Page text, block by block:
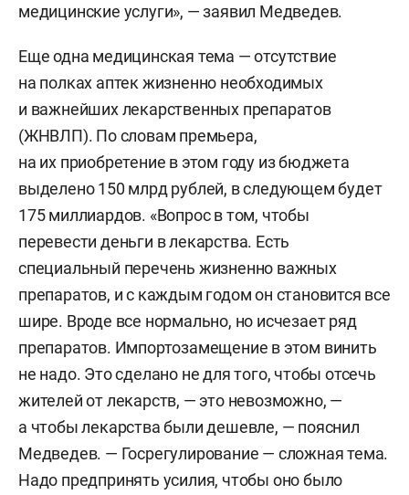
медицинские услуги», — заявил Медведев.
Еще одна медицинская тема — отсутствие
на полках аптек жизненно необходимых
и важнейших лекарственных препаратов
(ЖНВЛП). По словам премьера,
на их приобретение в этом году из бюджета
выделено 150 млрд рублей, в следующем будет
175 миллиардов. «Вопрос в том, чтобы
перевести деньги в лекарства. Есть
специальный перечень жизненно важных
препаратов, и с каждым годом он становится все
шире. Вроде все нормально, но исчезает ряд
препаратов. Импортозамещение в этом винить
не надо. Это сделано не для того, чтобы отсечь
жителей от лекарств, — это невозможно, —
а чтобы лекарства были дешевле, — пояснил
Медведев. — Госрегулирование — сложная тема.
Надо предпринять усилия, чтобы оно было